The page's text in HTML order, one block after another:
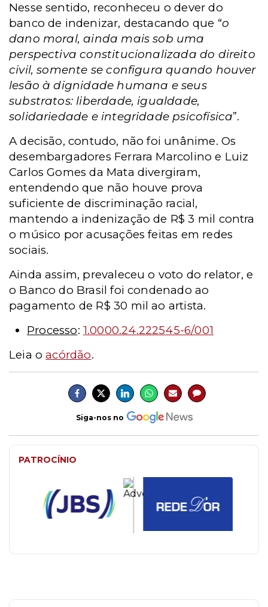
Nesse sentido, reconheceu o dever do
banco de indenizar, destacando que “o
dano moral, ainda mais sob uma
perspectiva constitucionalizada do direito
civil, somente se configura quando houver
lesão à dignidade humana e seus
substratos: liberdade, igualdade,
solidariedade e integridade psicofísica”.
A decisão, contudo, não foi unânime. Os
desembargadores Ferrara Marcolino e Luiz
Carlos Gomes da Mata divergiram,
entendendo que não houve prova
suficiente de discriminação racial,
mantendo a indenização de R$ 3 mil contra
o músico por acusações feitas em redes
sociais.
Ainda assim, prevaleceu o voto do relator, e
o Banco do Brasil foi condenado ao
pagamento de R$ 30 mil ao artista.
Processo: 1.0000.24.222545-6/001
Leia oacórdão.
Siga-nos no
PATROCÍNIO